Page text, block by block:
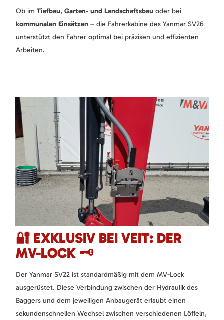
Ob im Tiefbau, Garten- und Landschaftsbau oder bei
kommunalen Einsätzen – die Fahrerkabine des Yanmar SV26
unterstützt den Fahrer optimal bei präzisen und effizienten
Arbeiten.
🔐 EXKLUSIV BEI VEIT: DER
MV-LOCK 🗝️
Der Yanmar SV22 ist standardmäßig mit dem MV-Lock
ausgerüstet. Diese Verbindung zwischen der Hydraulik des
Baggers und dem jeweiligen Anbaugerät erlaubt einen
sekundenschnellen Wechsel zwischen verschiedenen Löffeln,